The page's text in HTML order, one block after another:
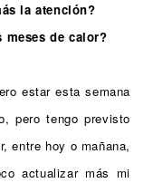
la atención?
meses de calor?
estar esta semana
pero tengo previsto
entre hoy o mañana,
actualizar más mi